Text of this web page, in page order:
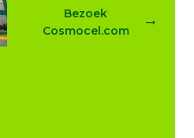
Bezoek
Cosmocel.com